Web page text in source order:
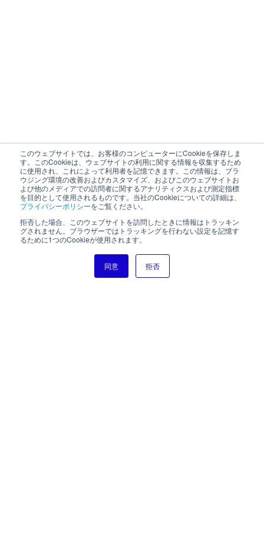
このウェブサイトでは、お客様のコンピューターにCookieを保存しま
す。このCookieは、ウェブサイトの利用に関する情報を収集するため
に使用され、これによって利用者を記憶できます。この情報は、ブラ
ウジング環境の改善およびカスタマイズ、およびこのウェブサイトお
よび他のメディアでの訪問者に関するアナリティクスおよび測定指標
を目的として使用されるものです。当社のCookieについての詳細は、
プライバシーポリシーをご覧ください。
拒否した場合、このウェブサイトを訪問したときに情報はトラッキン
グされません。ブラウザーではトラッキングを行わない設定を記憶す
るために1つのCookieが使用されます。
同意 拒否